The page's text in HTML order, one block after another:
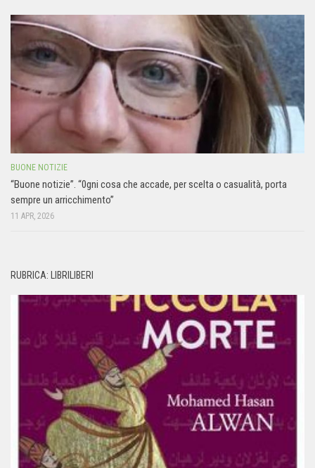
BUONE NOTIZIE
“Buone notizie”. “0gni cosa che accade, per scelta o casualità, porta
sempre un arricchimento”
11 APR, 2026
RUBRICA: LIBRILIBERI